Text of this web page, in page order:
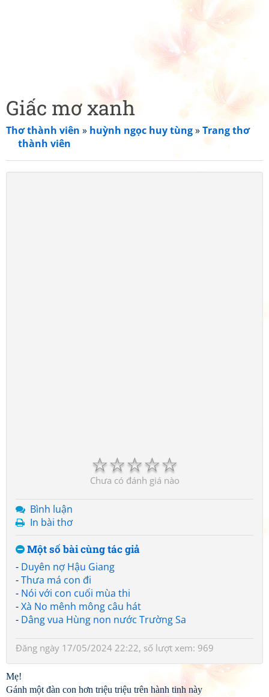
Giấc mơ xanh
Thơ thành viên » huỳnh ngọc huy tùng»Trang thơ
thành viên
☆
☆
☆
☆
☆
Chưa có đánh giá nào
Bình luận
In bài thơ
Một số bài cùng tác giả
- Duyên nợ Hậu Giang
-Thưa má con đi
- Nói với con cuối mùa thi
-Xà No mênh mông câu hát
- Dâng vua Hùng non nước Trường Sa
Đăng ngày 17/05/2024 22:22, số lượt xem: 969
Mẹ!
Gánh một đàn con hơn triệu triệu trên hành tinh này